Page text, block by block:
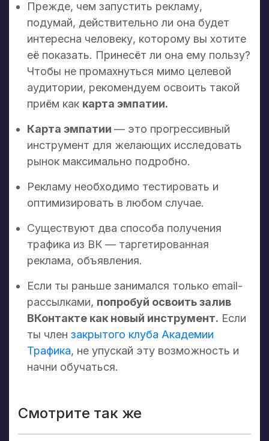
Прежде, чем запустить рекламу,
подумай, действительно ли она будет
интересна человеку, которому вы хотите
её показать. Принесёт ли она ему пользу?
Чтобы не промахнуться мимо целевой
аудитории, рекомендуем освоить такой
приём как карта эмпатии.
Карта эмпатии — это прогрессивный
инструмент для желающих исследовать
рынок максимально подробно.
Рекламу необходимо тестировать и
оптимизировать в любом случае.
Существуют два способа получения
трафика из ВК — таргетированная
реклама, объявления.
Если ты раньше занимался только email-
рассылками, попробуй освоить залив
ВКонтакте как новый инструмент. Если
ты член закрытого клуба Академии
Трафика, не упускай эту возможность и
начни обучаться.
Смотрите так же